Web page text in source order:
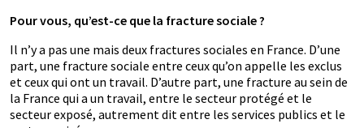
Pour vous, qu’est-ce que la fracture sociale ?
Il n’y a pas une mais deux fractures sociales en France. D’une
part, une fracture sociale entre ceux qu’on appelle les exclus
et ceux qui ont un travail. D’autre part, une fracture au sein de
la France qui a un travail, entre le secteur protégé et le
secteur exposé, autrement dit entre les services publics et le